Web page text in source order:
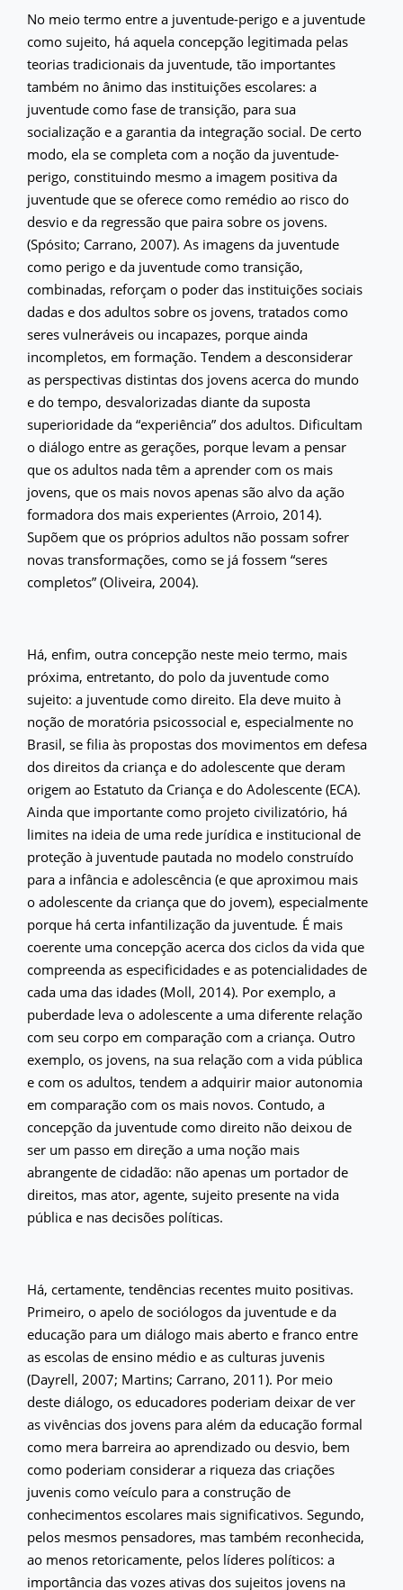
No meio termo entre a juventude-perigo e a juventude
como sujeito, há aquela concepção legitimada pelas
teorias tradicionais da juventude, tão importantes
também no ânimo das instituições escolares: a
juventude como fase de transição, para sua
socialização e a garantia da integração social. De certo
modo, ela se completa com a noção da juventude-
perigo, constituindo mesmo a imagem positiva da
juventude que se oferece como remédio ao risco do
desvio e da regressão que paira sobre os jovens.
(Spósito; Carrano, 2007). As imagens da juventude
como perigo e da juventude como transição,
combinadas, reforçam o poder das instituições sociais
dadas e dos adultos sobre os jovens, tratados como
seres vulneráveis ou incapazes, porque ainda
incompletos, em formação. Tendem a desconsiderar
as perspectivas distintas dos jovens acerca do mundo
e do tempo, desvalorizadas diante da suposta
superioridade da “experiência” dos adultos. Dificultam
o diálogo entre as gerações, porque levam a pensar
que os adultos nada têm a aprender com os mais
jovens, que os mais novos apenas são alvo da ação
formadora dos mais experientes (Arroio, 2014).
Supõem que os próprios adultos não possam sofrer
novas transformações, como se já fossem “seres
completos” (Oliveira, 2004).
Há, enfim, outra concepção neste meio termo, mais
próxima, entretanto, do polo da juventude como
sujeito: a juventude como direito. Ela deve muito à
noção de moratória psicossocial e, especialmente no
Brasil, se filia às propostas dos movimentos em defesa
dos direitos da criança e do adolescente que deram
origem ao Estatuto da Criança e do Adolescente (ECA).
Ainda que importante como projeto civilizatório, há
limites na ideia de uma rede jurídica e institucional de
proteção à juventude pautada no modelo construído
para a infância e adolescência (e que aproximou mais
o adolescente da criança que do jovem), especialmente
porque há certa infantilização da juventude. É mais
coerente uma concepção acerca dos ciclos da vida que
compreenda as especificidades e as potencialidades de
cada uma das idades (Moll, 2014). Por exemplo, a
puberdade leva o adolescente a uma diferente relação
com seu corpo em comparação com a criança. Outro
exemplo, os jovens, na sua relação com a vida pública
e com os adultos, tendem a adquirir maior autonomia
em comparação com os mais novos. Contudo, a
concepção da juventude como direito não deixou de
ser um passo em direção a uma noção mais
abrangente de cidadão: não apenas um portador de
direitos, mas ator, agente, sujeito presente na vida
pública e nas decisões políticas.
Há, certamente, tendências recentes muito positivas.
Primeiro, o apelo de sociólogos da juventude e da
educação para um diálogo mais aberto e franco entre
as escolas de ensino médio e as culturas juvenis
(Dayrell, 2007; Martins; Carrano, 2011). Por meio
deste diálogo, os educadores poderiam deixar de ver
as vivências dos jovens para além da educação formal
como mera barreira ao aprendizado ou desvio, bem
como poderiam considerar a riqueza das criações
juvenis como veículo para a construção de
conhecimentos escolares mais significativos. Segundo,
pelos mesmos pensadores, mas também reconhecida,
ao menos retoricamente, pelos líderes políticos: a
importância das vozes ativas dos sujeitos jovens na